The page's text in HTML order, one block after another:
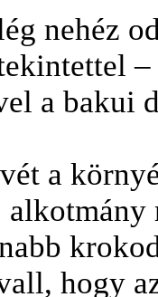
nehéz
a bakui
a
hogy